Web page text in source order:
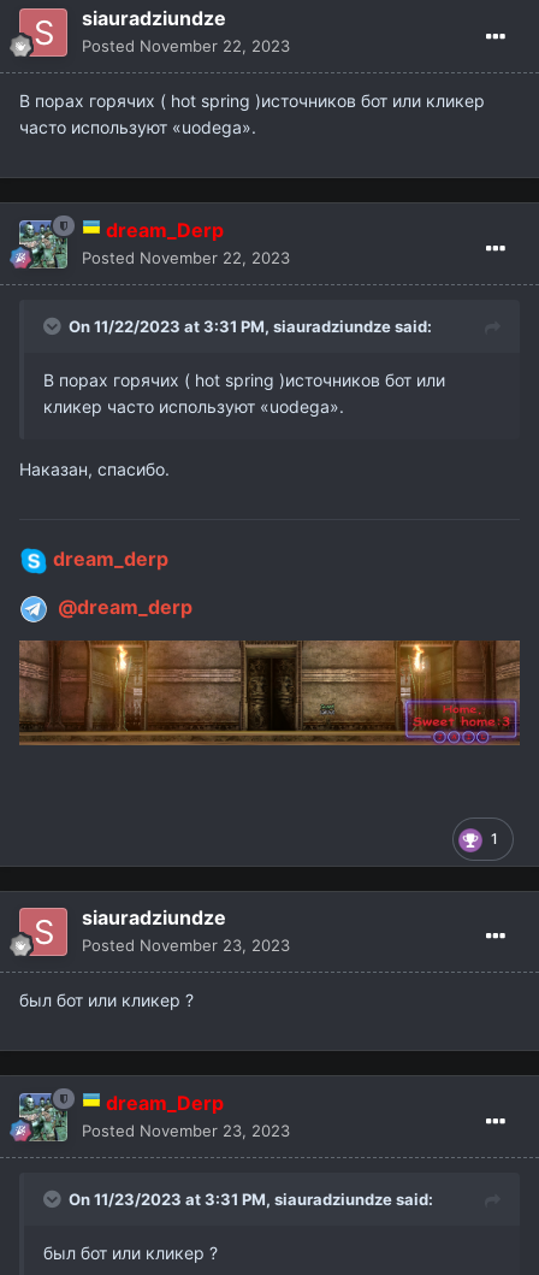
siauradziundze
Posted November 22, 2023
В порах горячих ( hot spring )источников бот или кликер
часто используют «uodega».
dream_Derp
Posted November 22, 2023
On 11/22/2023 at 3:31 PM, siauradziundzesaid:
В порах горячих ( hot spring )источников бот или
кликер часто используют «uodega».
Наказан, спасибо.
1
dream_derp
@dream_derp
siauradziundze
Posted November 23, 2023
был бот или кликер ?
dream_Derp
Posted November 23, 2023
On 11/23/2023 at 3:31 PM, siauradziundzesaid:
был бот или кликер ?